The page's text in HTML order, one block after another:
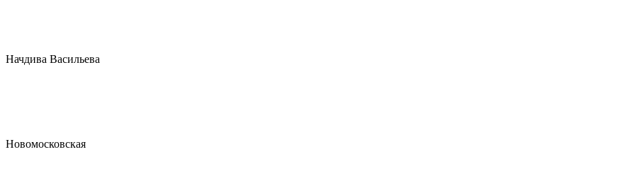
Начдива Васильева
Новомосковская